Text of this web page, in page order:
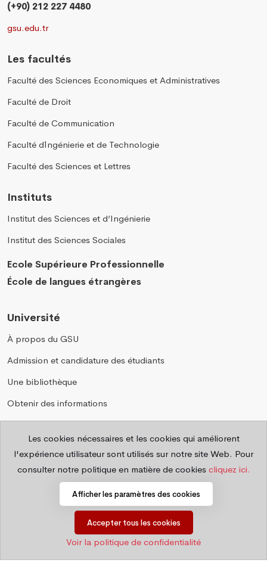
(+90) 212 227 4480
gsu.edu.tr
Les facultés
Faculté des Sciences Economiques et Administratives
Faculté de Droit
Faculté de Communication
Faculté d´Ingénierie et de Technologie
Faculté des Sciences et Lettres
Instituts
Institut des Sciences et d’Ingénierie
Institut des Sciences Sociales
Ecole Supérieure Professionnelle
École de langues étrangères
Université
À propos du GSU
Admission et candidature des étudiants
Une bibliothèque
Obtenir des informations
Confidentialité
©2026 Département IT
Les cookies nécessaires et les cookies qui améliorent
l'expérience utilisateur sont utilisés sur notre site Web. Pour
consulter notre politique en matière de cookies cliquez ici.
Afficher les paramètres des cookies
Accepter tous les cookies
Voir la politique de confidentialité